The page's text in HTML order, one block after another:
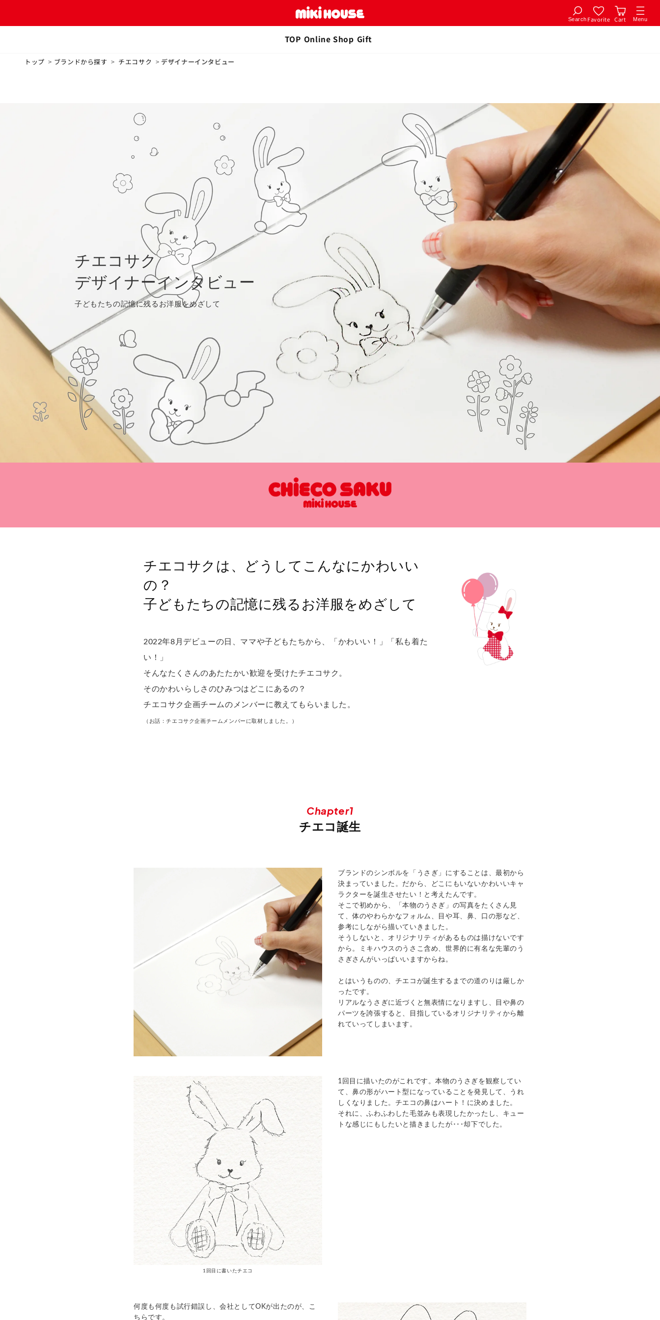
コンテ
Search Favorite Cart Menu
TOP Online Shop Gift
トップ > ブランドから探す > チエコサク > デザイナーインタビュー
チエコサク
デザイナーインタビュー
子どもたちの記憶に残るお洋服をめざして
チエコサクは、どうしてこんなにかわいい
の？
子どもたちの記憶に残るお洋服をめざして
2022年8月デビューの日、ママや子どもたちから、「かわいい！」「私も着た
い！」
そんなたくさんのあたたかい歓迎を受けたチエコサク。
そのかわいらしさのひみつはどこにあるの？
チエコサク企画チームのメンバーに教えてもらいました。
（お話：チエコサク企画チームメンバーに取材しました。）
Chapter1
チエコ誕生
ブランドのシンボルを「うさぎ」にすることは、最初から
決まっていました。だから、どこにもいないかわいいキャ
ラクターを誕生させたい！と考えたんです。
そこで初めから、「本物のうさぎ」の写真をたくさん見
て、体のやわらかなフォルム、目や耳、鼻、口の形など、
参考にしながら描いていきました。
そうしないと、オリジナリティがあるものは描けないです
から。ミキハウスのうさこ含め、世界的に有名な先輩のう
さぎさんがいっぱいいますからね。
とはいうものの、チエコが誕生するまでの道のりは厳しか
ったです。
リアルなうさぎに近づくと無表情になりますし、目や鼻の
パーツを誇張すると、目指しているオリジナリティから離
れていってしまいます。
1回目に書いたチエコ
1 回目に描いたのがこれです。本物のうさぎを観察してい
て、鼻の形がハート型になっていることを発見して、うれ
しくなりました。チエコの鼻はハート！に決めました。
それに、ふわふわした毛並みも表現したかったし、キュー
トな感じにもしたいと描きましたが･･･却下でした。
何度も何度も試行錯誤し、会社としてOKが出たのが、こ
ちらです。